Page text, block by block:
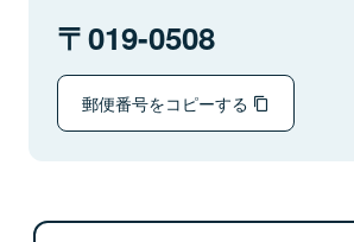
019-0508
郵便番号をコピーする